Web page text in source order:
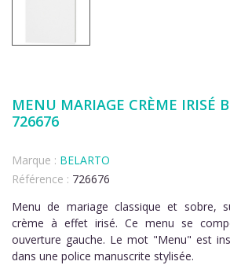
MENU MARIAGE CRÈME IRISÉ
726676
Marque : BELARTO
Référence : 726676
Menu de mariage classique et sobre,
crème à effet irisé. Ce menu se
ouverture gauche. Le mot "Menu" est
dans une police manuscrite stylisée.